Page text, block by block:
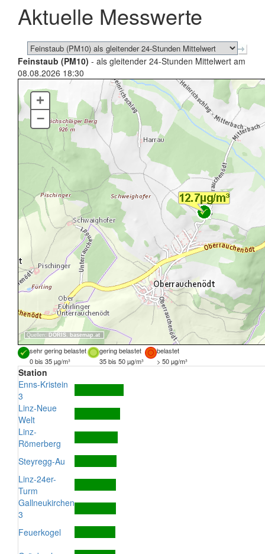
schließen
Aktuelle Messwerte
Feinstaub (PM10) - als gleitender 24-Stunden Mittelwert am
08.08.2026 18:30
Quellen: DORIS, basemap.at
+
–
sehr gering belastet gering belastet
belastet
0 bis 35 µg/m³
35 bis 50 µg/m³ > 50 µg/m³
Station
Enns-Kristein
3
Linz-Neue
Welt
Linz-
Römerberg
Steyregg-Au
Linz-24er-
Turm
Gallneukirchen
3
Feuerkogel